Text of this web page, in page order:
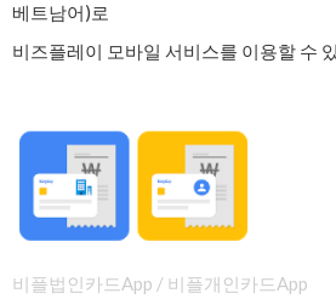
베트남어)로
비즈플레이 모바일 서비스를 이용할 수
비플법인카드App / 비플개인카드App